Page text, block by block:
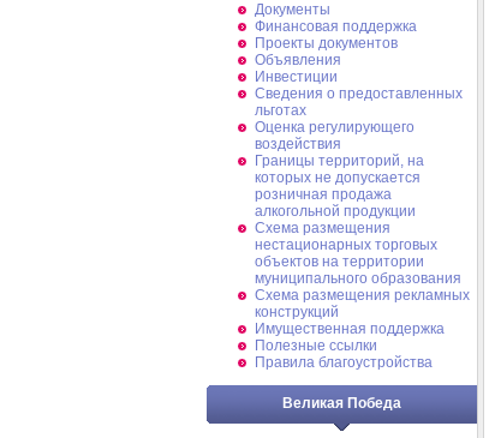
Документы
Финансовая поддержка
Проекты документов
Объявления
Инвестиции
Сведения о предоставленных
льготах
Оценка регулирующего
воздействия
Границы территорий, на
которых не допускается
розничная продажа
алкогольной продукции
Схема размещения
нестационарных торговых
объектов на территории
муниципального образования
Схема размещения рекламных
конструкций
Имущественная поддержка
Полезные ссылки
Правила благоустройства
Великая Победа